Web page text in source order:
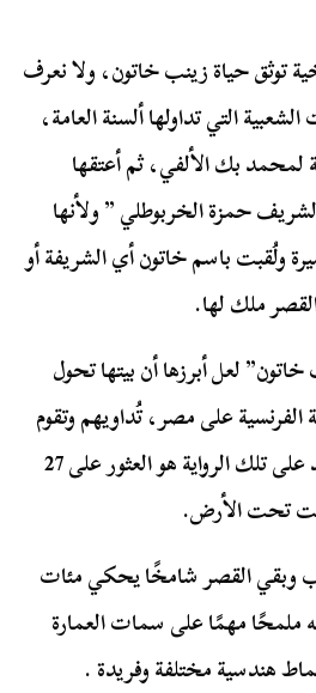
توثق حياة زينب خاتون، ولا نعرف
التي تداولها ألسنة العامة،
بك الألفي، ثم أعتقها
حمزة الخربوطلي ” ولأنها
ولُقبت باسم خاتون أي الشريفة أو
ملك لها.
لعل أبرزها أن بيتها تحول
الفرنسية على مصر، تُداويهم وتقوم
على رعايتهم، ولعل الشاهد على تلك الرواية هو العثور على 27
تحت الأرض.
وبقي القصر شامخًا يحكي مئات
ملمحًا مهمًا على سمات العمارة
هندسية مختلفة وفريدة .